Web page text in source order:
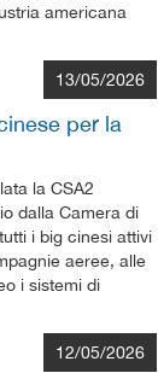
americana
13/05/2026
per la
la CSA2
dalla Camera di
i big cinesi attivi
aeree, alle
i sistemi di
12/05/2026